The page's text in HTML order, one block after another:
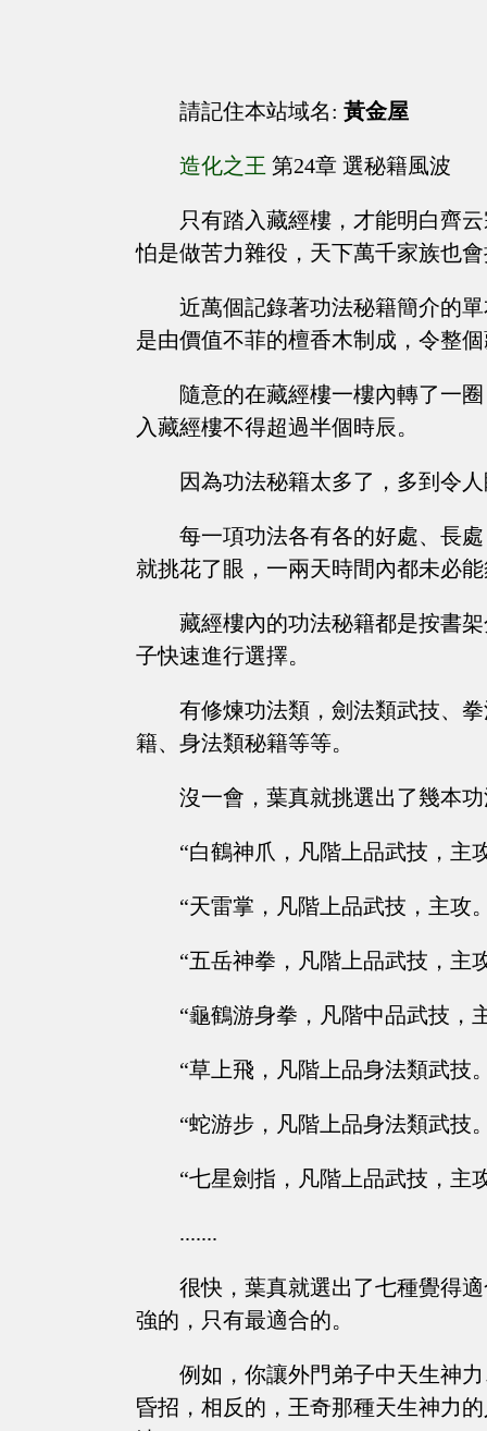
請記住本站域名: 黃金屋
造化之王 第24章 選秘籍風波
只有踏入藏經樓，才能明白齊
怕是做苦力雜役，天下萬千家族也
近萬個記錄著功法秘籍簡介的
是由價值不菲的檀香木制成，令整
隨意的在藏經樓一樓內轉了一
入藏經樓不得超過半個時辰。
因為功法秘籍太多了，多到令
每一項功法各有各的好處、長
就挑花了眼，一兩天時間內都未必
藏經樓內的功法秘籍都是按書
子快速進行選擇。
有修煉功法類，劍法類武技、
籍、身法類秘籍等等。
沒一會，葉真就挑選出了幾本
“白鶴神爪，凡階上品武技，主
“天雷掌，凡階上品武技，主攻
“五岳神拳，凡階上品武技，主
“龜鶴游身拳，凡階中品武技，
“草上飛，凡階上品身法類武技
“蛇游步，凡階上品身法類武技
“七星劍指，凡階上品武技，主
.......
很快，葉真就選出了七種覺得
強的，只有最適合的。
例如，你讓外門弟子中天生神
昏招，相反的，王奇那種天生神力